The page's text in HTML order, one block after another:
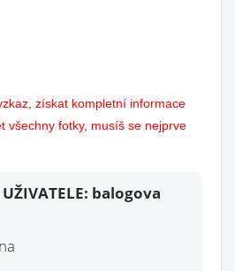
získat kompletní informace
všechny fotky, musíš se nejprve
balogova